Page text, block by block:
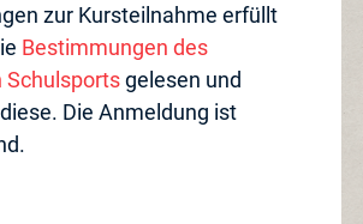
zur Kursteilnahme erfüllt
Bestimmungen des
Schulsportsgelesen und
Die Anmeldung ist